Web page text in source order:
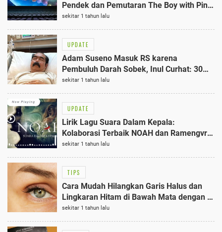
Pendek dan Pemutaran The Boy with Pink
Pants, Festival Berakhir Penuh Makna
sekitar 1 tahun lalu
UPDATE
Adam Suseno Masuk RS karena
Pembuluh Darah Sobek, Inul Curhat: 30
Tahun Menikah, Tak Bisa Lihat Kamu Gini
sekitar 1 tahun lalu
UPDATE
Lirik Lagu Suara Dalam Kepala:
Kolaborasi Terbaik NOAH dan Ramengvrl
Mengangkat Isu Overthinking dengan 5
Menit Musik
sekitar 1 tahun lalu
TIPS
Cara Mudah Hilangkan Garis Halus dan
Lingkaran Hitam di Bawah Mata dengan 2
Bahan Dapur
sekitar 1 tahun lalu